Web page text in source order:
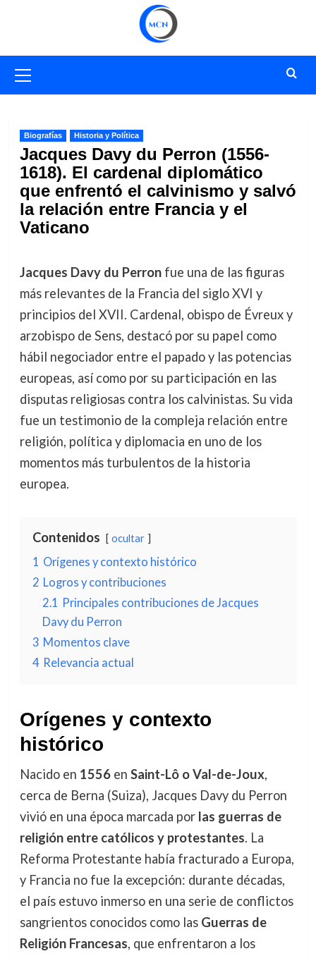
primario
Biografías Historia y Política
Jacques Davy du Perron (1556-
1618). El cardenal diplomático
que enfrentó el calvinismo y salvó
la relación entre Francia y el
Vaticano
Jacques Davy du Perronfue una de las figuras
más relevantes de la Francia del siglo XVI y
principios del XVII. Cardenal, obispo de Évreux y
arzobispo de Sens, destacó por su papel como
hábil negociador entre el papado y las potencias
europeas, así como por su participación en las
disputas religiosas contra los calvinistas. Su vida
fue un testimonio de la compleja relación entre
religión, política y diplomacia en uno de los
momentos más turbulentos de la historia
europea.
Contenidos ocultar
1 Orígenes y contexto histórico
2 Logros y contribuciones
2.1 Principales contribuciones de Jacques
Davy du Perron
3 Momentos clave
4 Relevancia actual
Orígenes y contexto
histórico
Nacido en 1556en Saint-Lô o Val-de-Joux,
cerca de Berna (Suiza), Jacques Davy du Perron
vivió en una época marcada por las guerras de
religión entre católicos y protestantes. La
Reforma Protestante había fracturado a Europa,
y Francia no fue la excepción: durante décadas,
el país estuvo inmerso en una serie de conflictos
sangrientos conocidos como las Guerras de
Religión Francesas, que enfrentaron a los